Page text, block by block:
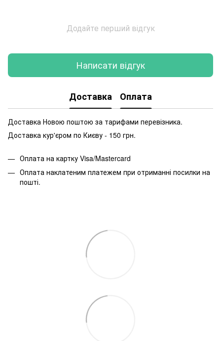
Додайте перший відгук
Написати відгук
Доставка Оплата
Доставка Новою поштою за тарифами перевізника.
Доставка кур'єром по Києву - 150 грн.
Оплата на картку Visa/Mastercard
Оплата наклатеним платежем при отриманні посилки на
пошті.